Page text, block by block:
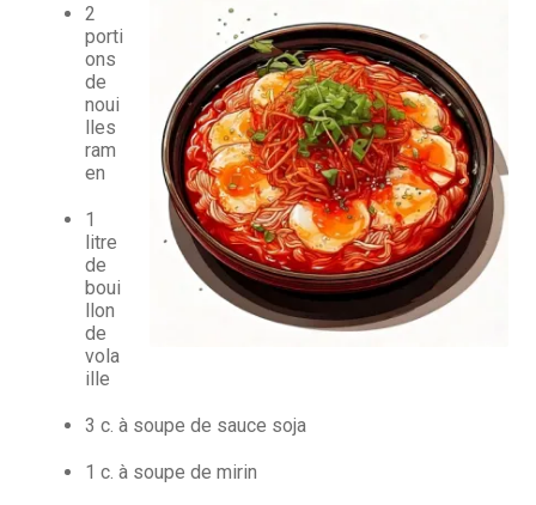
2
porti
ons
de
noui
lles
ram
en
1
litre
de
boui
llon
de
vola
ille
3 c. à soupe de sauce soja
1 c. à soupe de mirin